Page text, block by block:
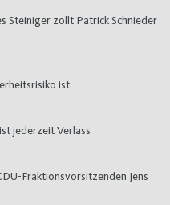
Steiniger zollt Patrick Schnieder
ist
jederzeit Verlass
Fraktionsvorsitzenden Jens